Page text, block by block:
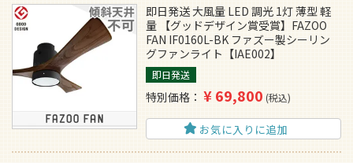
即日発送 大風量 LED 調光 1灯 薄型 軽
量 【グッドデザイン賞受賞】FAZOO
FAN IF0160L-BK ファズー製シーリン
グファンライト【IAE002】
即日発送
特別価格 ¥69,800 税込
お気に入りに追加